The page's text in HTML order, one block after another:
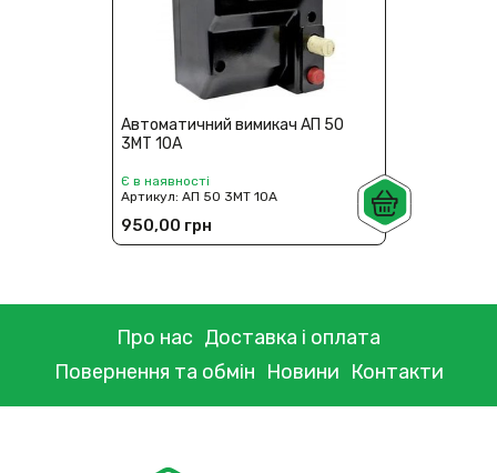
Автоматичний вимикач АП 50
3МТ 10А
Є в наявності
Артикул:АП 50 3МТ 10А
950,00 грн
Про нас Доставка і оплата
Повернення та обмін Новини Контакти